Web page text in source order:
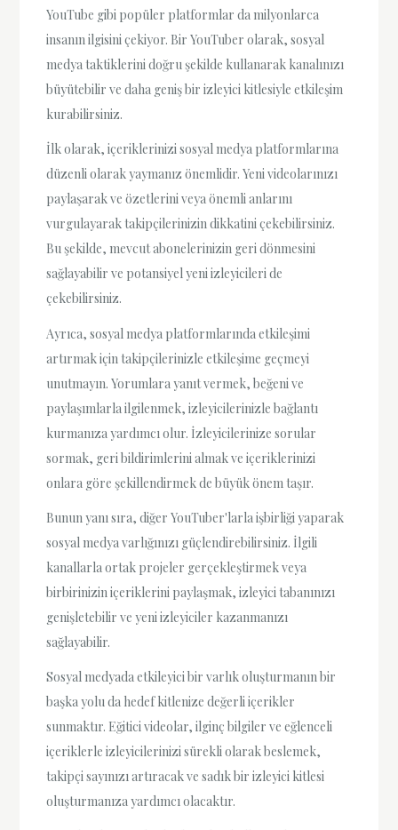
YouTube gibi popüler platformlar da milyonlarca
insanın ilgisini çekiyor. Bir YouTuber olarak, sosyal
medya taktiklerini doğru şekilde kullanarak kanalınızı
büyütebilir ve daha geniş bir izleyici kitlesiyle etkileşim
kurabilirsiniz.
İlk olarak, içeriklerinizi sosyal medya platformlarına
düzenli olarak yaymanız önemlidir. Yeni videolarınızı
paylaşarak ve özetlerini veya önemli anlarını
vurgulayarak takipçilerinizin dikkatini çekebilirsiniz.
Bu şekilde, mevcut abonelerinizin geri dönmesini
sağlayabilir ve potansiyel yeni izleyicileri de
çekebilirsiniz.
Ayrıca, sosyal medya platformlarında etkileşimi
artırmak için takipçilerinizle etkileşime geçmeyi
unutmayın. Yorumlara yanıt vermek, beğeni ve
paylaşımlarla ilgilenmek, izleyicilerinizle bağlantı
kurmanıza yardımcı olur. İzleyicilerinize sorular
sormak, geri bildirimlerini almak ve içeriklerinizi
onlara göre şekillendirmek de büyük önem taşır.
Bunun yanı sıra, diğer YouTuber'larla işbirliği yaparak
sosyal medya varlığınızı güçlendirebilirsiniz. İlgili
kanallarla ortak projeler gerçekleştirmek veya
birbirinizin içeriklerini paylaşmak, izleyici tabanınızı
genişletebilir ve yeni izleyiciler kazanmanızı
sağlayabilir.
Sosyal medyada etkileyici bir varlık oluşturmanın bir
başka yolu da hedef kitlenize değerli içerikler
sunmaktır. Eğitici videolar, ilginç bilgiler ve eğlenceli
içeriklerle izleyicilerinizi sürekli olarak beslemek,
takipçi sayınızı artıracak ve sadık bir izleyici kitlesi
oluşturmanıza yardımcı olacaktır.